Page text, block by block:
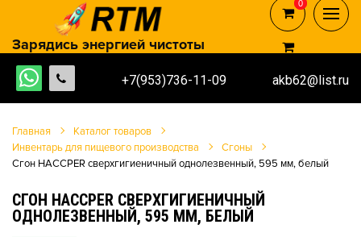
+7(953)736-11-09 akb62@list.ru
Зарядись энергией чистоты
0
0
Главная
Каталог товаров
Инвентарь для пищевого производства
Сгоны
Сгон HACCPER сверхгигиеничный однолезвенный, 595 мм, белый
СГОН HACCPER СВЕРХГИГИЕНИЧНЫЙ
ОДНОЛЕЗВЕННЫЙ, 595 ММ, БЕЛЫЙ